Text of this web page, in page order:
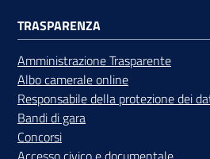
TRASPARENZA
Amministrazione Trasparente
Albo camerale online
Responsabile della protezione dei
Bandi di gara
Concorsi